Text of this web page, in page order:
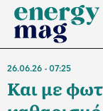
26.06.26 07:25
Και με